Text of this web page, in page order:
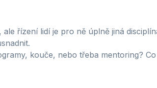
řízení lidí je pro ně úplně jiná
kouče, nebo třeba mentoring?